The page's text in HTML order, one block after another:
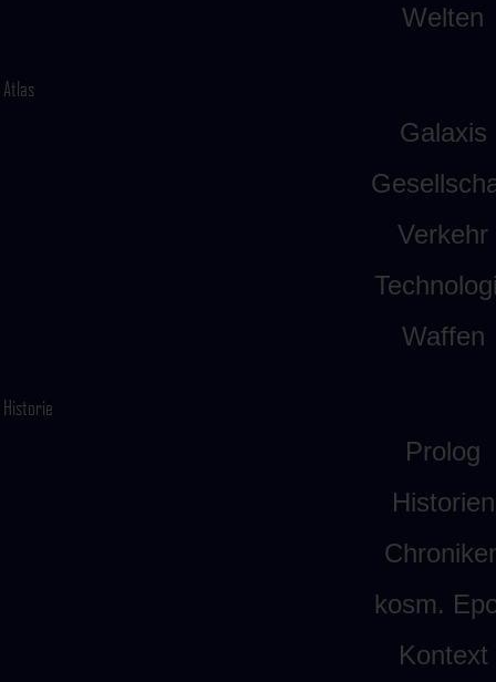
Welten
Atlas
Galaxis
Verkehr
Waffen
Historie
Prolog
Historien
kosm.
Kontext